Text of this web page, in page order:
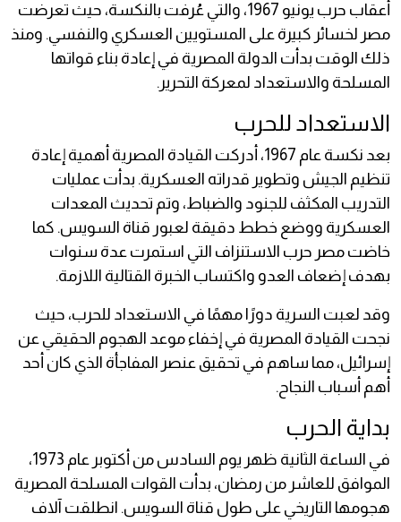
أعقاب حرب يونيو 1967، والتي عُرفت بالنكسة، حيث تعرضت
مصر لخسائر كبيرة على المستويين العسكري والنفسي. ومنذ
ذلك الوقت بدأت الدولة المصرية في إعادة بناء قواتها
المسلحة والاستعداد لمعركة التحرير.
الاستعداد للحرب
بعد نكسة عام 1967، أدركت القيادة المصرية أهمية إعادة
تنظيم الجيش وتطوير قدراته العسكرية. بدأت عمليات
التدريب المكثف للجنود والضباط، وتم تحديث المعدات
العسكرية ووضع خطط دقيقة لعبور قناة السويس. كما
خاضت مصر حرب الاستنزاف التي استمرت عدة سنوات
بهدف إضعاف العدو واكتساب الخبرة القتالية اللازمة.
وقد لعبت السرية دورًا مهمًا في الاستعداد للحرب، حيث
نجحت القيادة المصرية في إخفاء موعد الهجوم الحقيقي عن
إسرائيل، مما ساهم في تحقيق عنصر المفاجأة الذي كان أحد
أهم أسباب النجاح.
بداية الحرب
في الساعة الثانية ظهر يوم السادس من أكتوبر عام 1973،
الموافق للعاشر من رمضان، بدأت القوات المسلحة المصرية
هجومها التاريخي على طول قناة السويس. انطلقت آلاف